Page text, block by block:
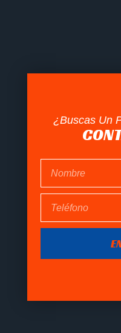
¿Buscas Un